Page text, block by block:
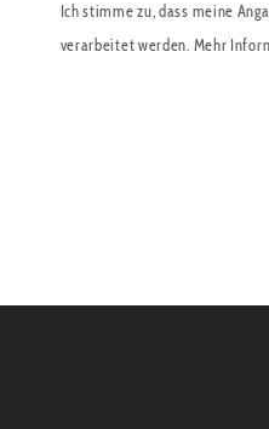
Ich stimme zu, dass meine
verarbeitet werden. Mehr